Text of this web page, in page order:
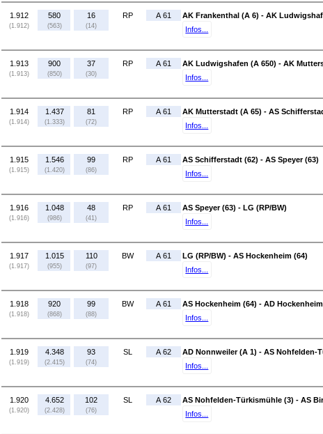
1.912
(1.912)
580
(563)
16
(14)
RP A 61
AK Frankenthal (A 6) - AK
Infos...
1.913
(1.913)
900
(850)
37
(30)
RP A 61
AK Ludwigshafen (A 650) - AK
Infos...
1.914
(1.914)
1.437
(1.333)
81
(72)
RP A 61
AK Mutterstadt (A 65) - AS
Infos...
1.915
(1.915)
1.546
(1.420)
99
(86)
RP A 61
AS Schifferstadt (62) - AS Speyer (63)
Infos...
1.916
(1.916)
1.048
(986)
48
(41)
RP A 61
AS Speyer (63) - LG (RP/BW)
Infos...
1.917
(1.917)
1.015
(955)
110
(97)
BW A 61
LG (RP/BW) - AS Hockenheim (64)
Infos...
1.918
(1.918)
920
(868)
99
(88)
BW A 61
AS Hockenheim (64) - AD
Infos...
1.919
(1.919)
4.348
(2.415)
93
(74)
SL A 62
AD Nonnweiler (A 1) - AS Nohfelden-
Infos...
1.920
(1.920)
4.652
(2.428)
102
(76)
SL A 62
AS Nohfelden-Türkismühle (3) - AS
Infos...